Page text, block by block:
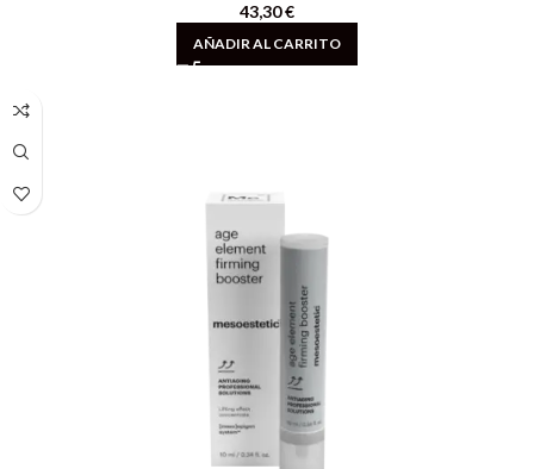
43,30€
AÑADIR AL CARRITO